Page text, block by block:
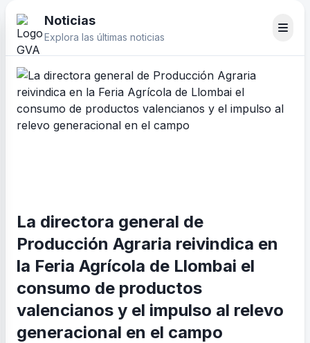
Noticias
Explora las últimas noticias
La directora general de
Producción Agraria reivindica en
la Feria Agrícola de Llombai el
consumo de productos
valencianos y el impulso al relevo
generacional en el campo